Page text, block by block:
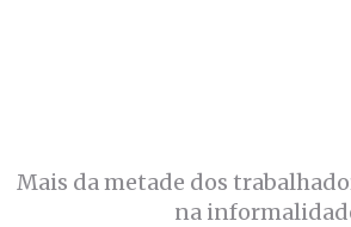
Mais da metade dos
na